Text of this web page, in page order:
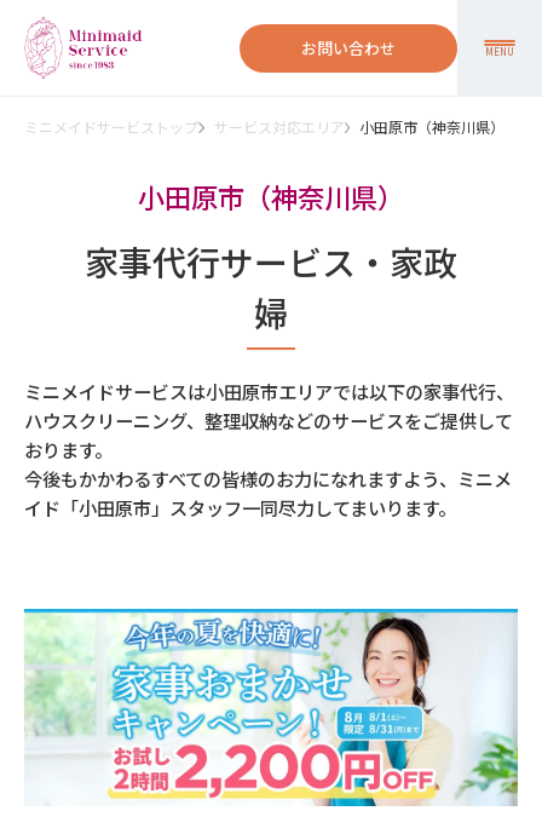
お問い合わせ MENU
ミニメイドサービストップ サービス対応エリア 小田原市（神奈川県）
小田原市（神奈川県）
家事代行サービス・家政
婦
ミニメイドサービスは小田原市エリアでは以下の家事代行、
ハウスクリーニング、整理収納などのサービスをご提供して
おります。
今後もかかわるすべての皆様のお力になれますよう、ミニメ
イド「小田原市」スタッフ一同尽力してまいります。